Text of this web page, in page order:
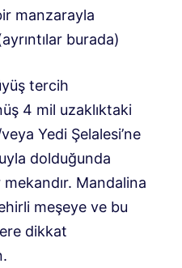
manzarayla
ayrıntılar burada)
tercih
4 mil uzaklıktaki
Yedi Şelalesi’ne
dolduğunda
Mandalina
meşeye ve bu
dikkat